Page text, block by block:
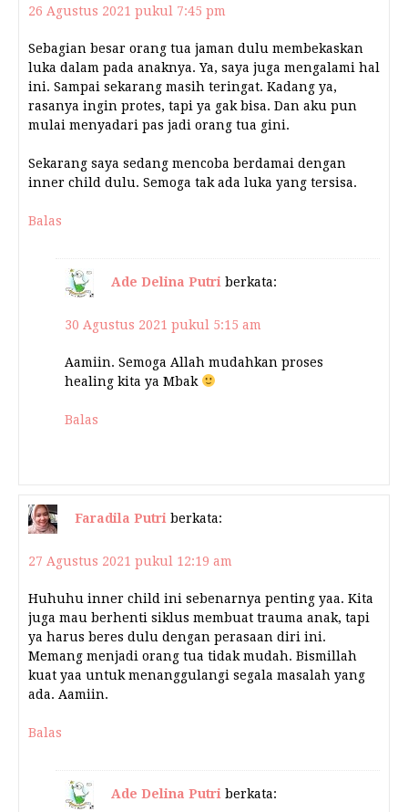
26 Agustus 2021 pukul 7:45 pm
Sebagian besar orang tua jaman dulu membekaskan
luka dalam pada anaknya. Ya, saya juga mengalami hal
ini. Sampai sekarang masih teringat. Kadang ya,
rasanya ingin protes, tapi ya gak bisa. Dan aku pun
mulai menyadari pas jadi orang tua gini.
Sekarang saya sedang mencoba berdamai dengan
inner child dulu. Semoga tak ada luka yang tersisa.
Balas
Ade Delina Putri berkata:
30 Agustus 2021 pukul 5:15 am
Aamiin. Semoga Allah mudahkan proses
healing kita ya Mbak
Balas
Faradila Putri berkata:
27 Agustus 2021 pukul 12:19 am
Huhuhu inner child ini sebenarnya penting yaa. Kita
juga mau berhenti siklus membuat trauma anak, tapi
ya harus beres dulu dengan perasaan diri ini.
Memang menjadi orang tua tidak mudah. Bismillah
kuat yaa untuk menanggulangi segala masalah yang
ada. Aamiin.
Balas
Ade Delina Putri berkata: